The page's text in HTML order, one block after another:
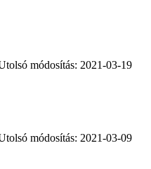
módosítás: 2021-03-19
módosítás: 2021-03-09